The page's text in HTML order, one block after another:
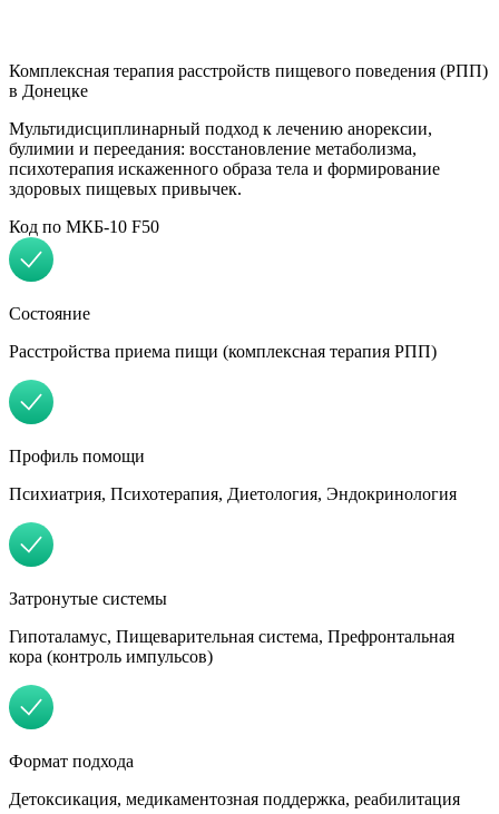
Комплексная терапия расстройств пищевого поведения (РПП)
в Донецке
Мультидисциплинарный подход к лечению анорексии,
булимии и переедания: восстановление метаболизма,
психотерапия искаженного образа тела и формирование
здоровых пищевых привычек.
Код по МКБ-10 F50
Состояние
Расстройства приема пищи (комплексная терапия РПП)
Профиль помощи
Психиатрия, Психотерапия, Диетология, Эндокринология
Затронутые системы
Гипоталамус, Пищеварительная система, Префронтальная
кора (контроль импульсов)
Формат подхода
Детоксикация, медикаментозная поддержка, реабилитация